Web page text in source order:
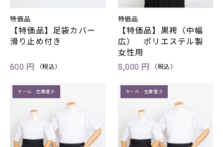
特価品
【特価品】足袋カバー
滑り止め付き
600 円 （税込）
特価品
【特価品】黒袴（中幅
広） ポリエステル製
女性用
8,000 円
（税込）
セール 在庫僅少 セール 在庫僅少